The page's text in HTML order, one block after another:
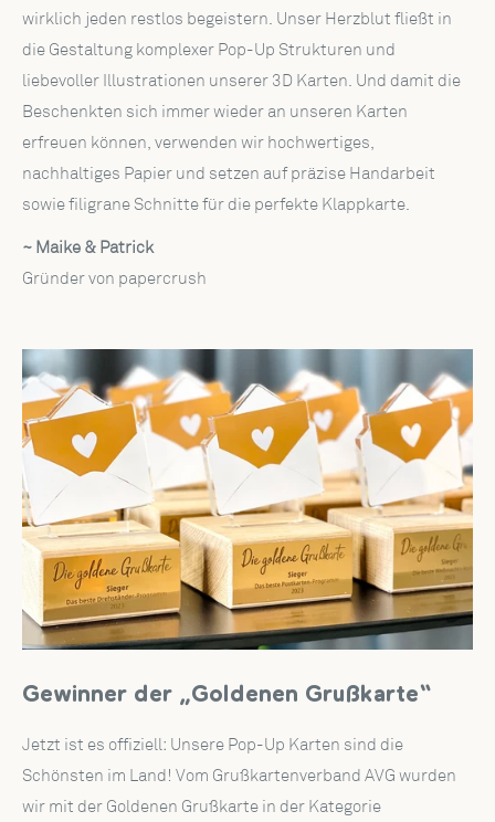
wirklich jeden restlos begeistern. Unser Herzblut fließt in
die Gestaltung komplexer Pop-Up Strukturen und
liebevoller Illustrationen unserer 3D Karten. Und damit die
Beschenkten sich immer wieder an unseren Karten
erfreuen können, verwenden wir hochwertiges,
nachhaltiges Papier und setzen auf präzise Handarbeit
sowie filigrane Schnitte für die perfekte Klappkarte.
~ Maike & Patrick
Gründer von papercrush
Gewinner der „Goldenen Grußkarte“
Jetzt ist es offiziell: Unsere Pop-Up Karten sind die
Schönsten im Land! Vom Grußkartenverband AVG wurden
wir mit der Goldenen Grußkarte in der Kategorie